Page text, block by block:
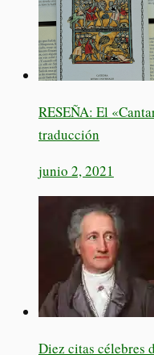
RESEÑA: El
traducción
junio 2, 2021
Diez citas célebres